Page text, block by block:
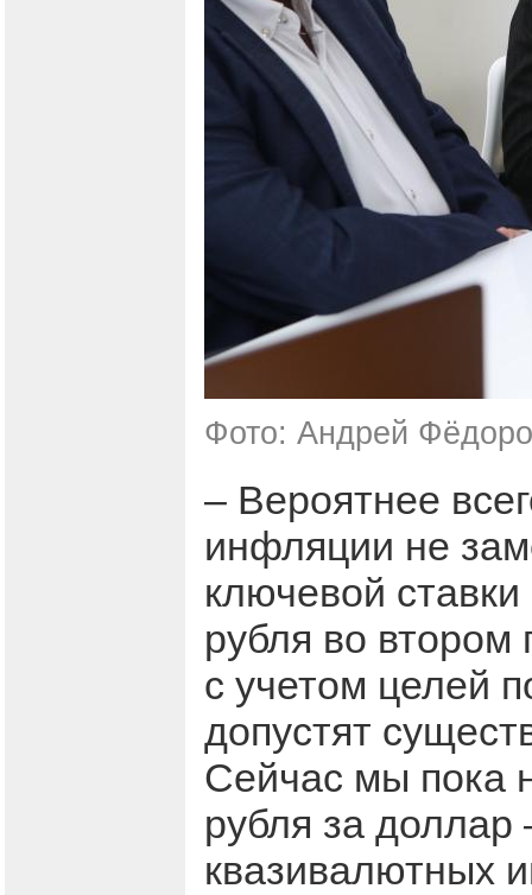
Фото: Андрей
– Вероятнее
инфляции не
ключевой
рубля во втором
с учетом целей
допустят
Сейчас мы пока
рубля за доллар
квазивалютных